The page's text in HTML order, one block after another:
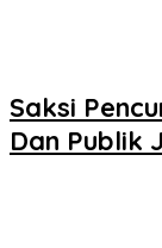
Saksi
Dan Publik